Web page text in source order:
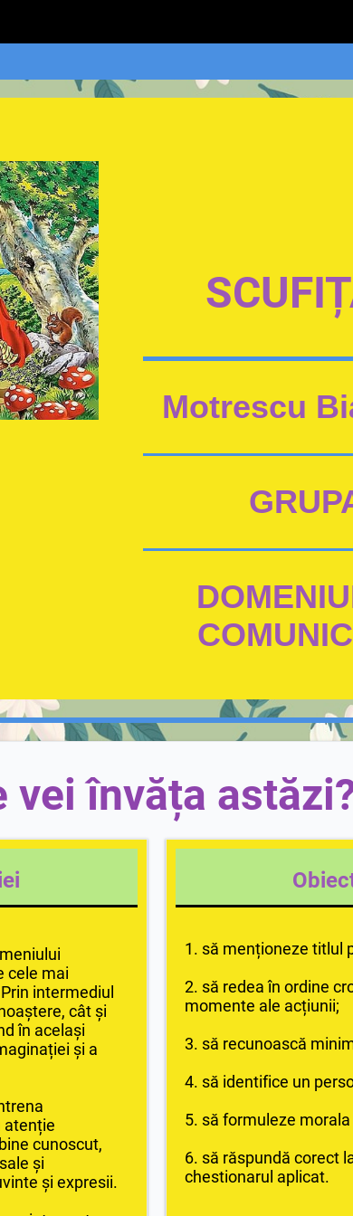
Motrescu
vei învăța
cele mai
intermediul
cât și
în același
și a
atenție
cunoscut,
și
și expresii.
1. să menționeze titlul
2. să redea în ordine
momente ale acțiunii;
3. să recunoască
4. să identifice un
5. să formuleze
6. să răspundă corect
chestionarul aplicat.